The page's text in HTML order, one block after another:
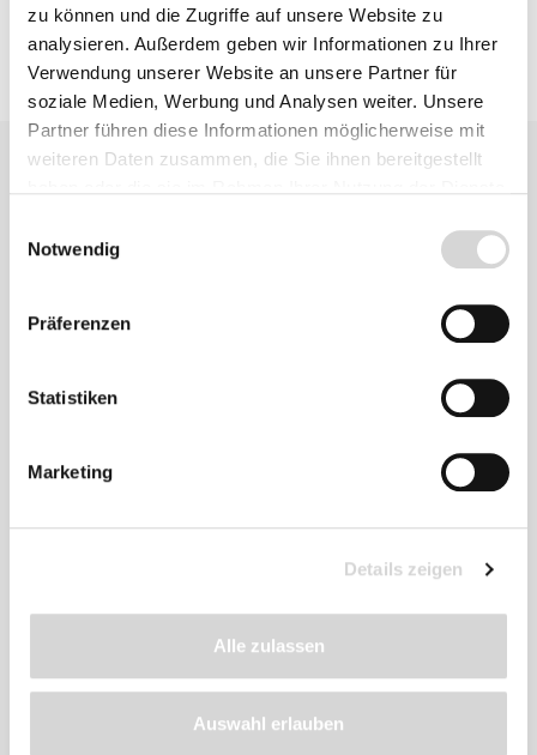
zu können und die Zugriffe auf unsere Website zu
analysieren. Außerdem geben wir Informationen zu Ihrer
Verwendung unserer Website an unsere Partner für
soziale Medien, Werbung und Analysen weiter. Unsere
Partner führen diese Informationen möglicherweise mit
weiteren Daten zusammen, die Sie ihnen bereitgestellt
Notwendig
Präferenzen
Statistiken
Marketing
Details zeigen
Alle zulassen
Auswahl erlauben
Zu diesem
Produkt